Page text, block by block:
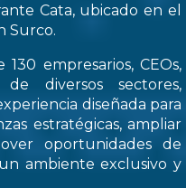
Cata, ubicado en el
Surco.
empresarios, CEOs,
diversos sectores,
diseñada para
estratégicas, ampliar
oportunidades de
ambiente exclusivo y